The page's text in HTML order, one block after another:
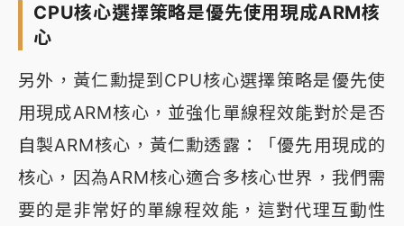
CPU核心選擇策略是優先使用現成ARM核
心
另外，黃仁勳提到CPU核心選擇策略是優先使
用現成ARM核心，並強化單線程效能對於是否
自製ARM核心，黃仁勳透露：「優先用現成的
核心，因為ARM核心適合多核心世界，我們需
要的是非常好的單線程效能，這對代理互動性